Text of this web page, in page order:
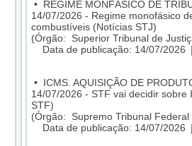
• REGIME MONFÁSICO DE
14/07/2026 - Regime monofásico
combustíveis (Notícias STJ)
(Órgão: Superior Tribunal de
Data de publicação: 14/07/2026
• ICMS. AQUISIÇÃO DE
14/07/2026 - STF vai decidir
STF)
(Órgão: Supremo Tribunal Federal
Data de publicação: 14/07/2026